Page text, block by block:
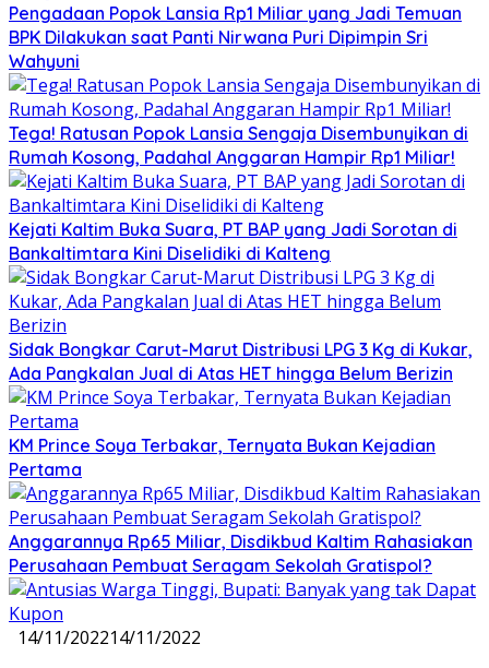
Pengadaan Popok Lansia Rp1 Miliar yang Jadi Temuan
BPK Dilakukan saat Panti Nirwana Puri Dipimpin Sri
Wahyuni
Tega! Ratusan Popok Lansia Sengaja Disembunyikan di
Rumah Kosong, Padahal Anggaran Hampir Rp1 Miliar!
Kejati Kaltim Buka Suara, PT BAP yang Jadi Sorotan di
Bankaltimtara Kini Diselidiki di Kalteng
Sidak Bongkar Carut-Marut Distribusi LPG 3 Kg di Kukar,
Ada Pangkalan Jual di Atas HET hingga Belum Berizin
KM Prince Soya Terbakar, Ternyata Bukan Kejadian
Pertama
Anggarannya Rp65 Miliar, Disdikbud Kaltim Rahasiakan
Perusahaan Pembuat Seragam Sekolah Gratispol?
14/11/202214/11/2022